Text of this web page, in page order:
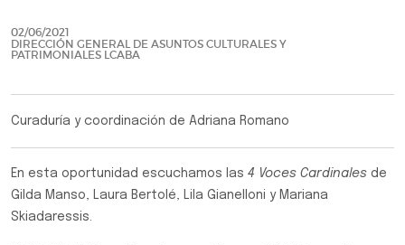
02/06/2021
DIRECCIÓN GENERAL DE ASUNTOS CULTURALES Y
PATRIMONIALES LCABA
Curaduría y coordinación de Adriana Romano
En esta oportunidad escuchamos las 4 Voces Cardinales de
Gilda Manso, Laura Bertolé, Lila Gianelloni y Mariana
Skiadaressis.